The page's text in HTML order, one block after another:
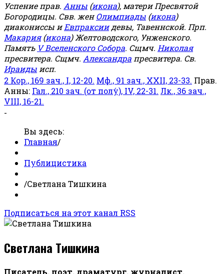
Успение прав. Анны (икона), матери Пресвятой
Богородицы. Свв. женОлимпиады (икона)
диакониссы иЕвпраксиидевы, Тавеннской. Прп.
Макария(икона) Желтоводского, Унженского.
Память V Вселенского Собора. Сщмч. Николая
пресвитера. Сщмч. Александра пресвитера. Св.
Ираиды исп.
2 Кор., 169 зач., I, 12-20. Мф., 91 зач., XXII, 23-33. Прав.
Анны: Гал., 210 зач. (от полу́), IV, 22-31. Лк., 36 зач.,
VIII, 16-21.
-
Вы здесь:
Главная/
Публицистика
/Светлана Тишкина
Подписаться на этот канал RSS
Светлана Тишкина
Писатель, поэт, драматург, журналист.